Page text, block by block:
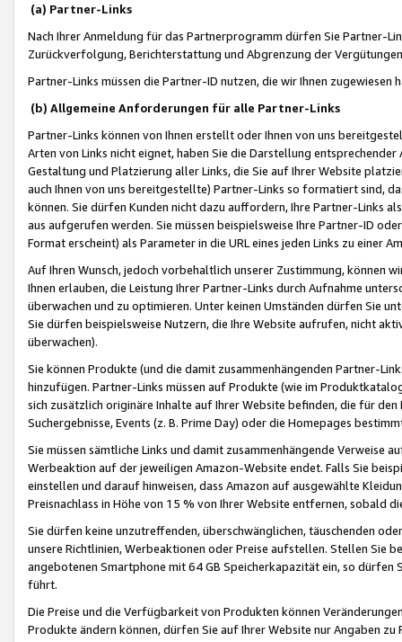
(a) Partner-Links
Nach Ihrer Anmeldung für das Partnerprogramm dürfen Sie Partner-
Zurückverfolgung, Berichterstattung und Abgrenzung der
Partner-Links müssen die Partner-ID nutzen, die wir Ihnen zugewiesen
(b) Allgemeine Anforderungen für alle Partner-Links
Partner-Links können von Ihnen erstellt oder Ihnen von uns
Arten von Links nicht eignet, haben Sie die Darstellung
Gestaltung und Platzierung aller Links, die Sie auf Ihrer Website
auch Ihnen von uns bereitgestellte) Partner-Links so formatiert sind,
können. Sie dürfen Kunden nicht dazu auffordern, Ihre Partner-Links
aus aufgerufen werden. Sie müssen beispielsweise Ihre Partner-ID
Format erscheint) als Parameter in die URL eines jeden Links zu einer
Auf Ihren Wunsch, jedoch vorbehaltlich unserer Zustimmung, können
Ihnen erlauben, die Leistung Ihrer Partner-Links durch Aufnahme
überwachen und zu optimieren. Unter keinen Umständen dürfen Sie
Sie dürfen beispielsweise Nutzern, die Ihre Website aufrufen, nicht
überwachen).
Sie können Produkte (und die damit zusammenhängenden Partner-
hinzufügen. Partner-Links müssen auf Produkte (wie im
sich zusätzlich originäre Inhalte auf Ihrer Website befinden, die für
Suchergebnisse, Events (z. B. Prime Day) oder die Homepages
Sie müssen sämtliche Links und damit zusammenhängende
Werbeaktion auf der jeweiligen Amazon-Website endet. Falls Sie
einstellen und darauf hinweisen, dass Amazon auf ausgewählte
Preisnachlass in Höhe von 15 % von Ihrer Website entfernen, sobald
Sie dürfen keine unzutreffenden, überschwänglichen, täuschenden
unsere Richtlinien, Werbeaktionen oder Preise aufstellen. Stellen Sie
angebotenen Smartphone mit 64 GB Speicherkapazität ein, so dürfen
führt.
Die Preise und die Verfügbarkeit von Produkten können
Produkte ändern können, dürfen Sie auf Ihrer Website nur Angaben